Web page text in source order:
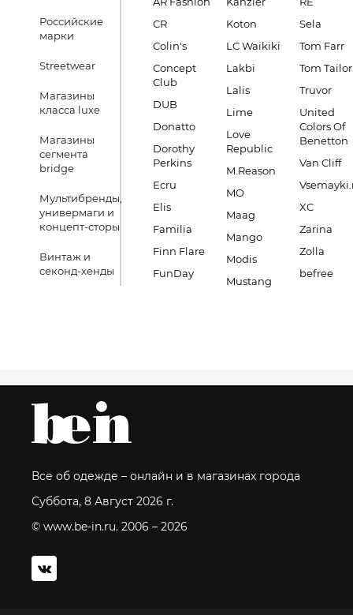
Российские
марки
Streetwear
Магазины
класса luxe
Магазины
сегмента
bridge
Мультибренды,
универмаги и
концепт-сторы
Винтаж и
секонд-хенды
CR
Colin's
Concept
Club
DUB
Donatto
Dorothy
Perkins
Ecru
Elis
Familia
Finn Flare
FunDay
Koton
LC Waikiki
Lakbi
Lalis
Lime
Love
Republic
M.Reason
MO
Maag
Mango
Modis
Mustang
Sela
Tom Farr
Tom Tailor
Truvor
United
Colors Of
Benetton
Van Cliff
XC
Zarina
Zolla
befree
Все об одежде – онлайн и в магазинах города
Суббота, 8 Август 2026 г.
© www.be-in.ru. 2006 – 2026